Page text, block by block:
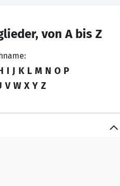
von A bis Z
I J K L M N O P
V W X Y Z